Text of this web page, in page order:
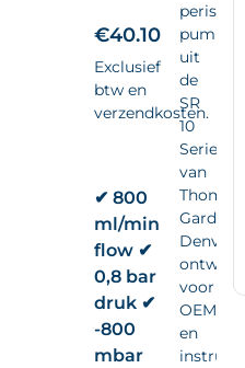
€40.10
Exclusief
btw en
verzendkosten.
✔ 800
ml/min
flow ✔
0,8 bar
druk ✔
-800
mbar
pump
uit
de
SR
10
Series
van
Thomas
Gardner
Denver,
voor
OEM-
en